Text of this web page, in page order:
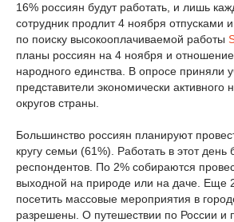
16% россиян будут работать, и лишь
сотрудник продлит 4 ноября отпусками
по поиску высокооплачиваемой работы
планы россиян на 4 ноября и
народного единства. В опросе приняли
представители экономически активного
округов страны.
Большинство россиян планируют
кругу семьи (61%). Работать в этот день
респондентов. По 2% собираются
выходной на природе или на даче. Еще
посетить массовые мероприятия в
разрешены. О путешествии по России и